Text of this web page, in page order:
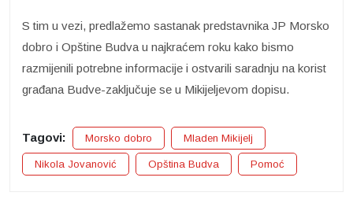
S tim u vezi, predlažemo sastanak predstavnika JP Morsko
dobro i Opštine Budva u najkraćem roku kako bismo
razmijenili potrebne informacije i ostvarili saradnju na korist
građana Budve-zaključuje se u Mikijeljevom dopisu.
Tagovi: Morsko dobro Mladen Mikijelj
Nikola Jovanović Opština Budva Pomoć